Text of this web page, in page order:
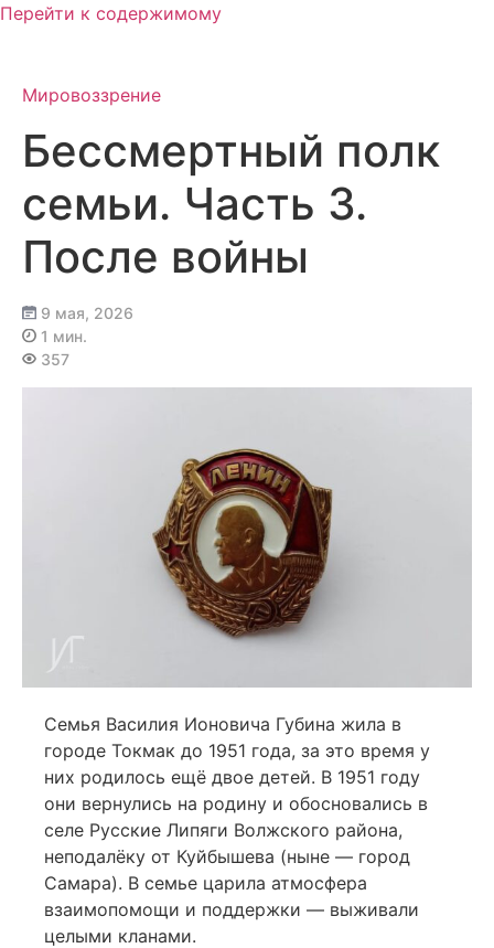
Перейти к содержимому
Мировоззрение
Бессмертный полк
семьи. Часть 3.
После войны
9 мая, 2026
1 мин.
357
Семья Василия Ионовича Губина жила в
городе Токмак до 1951 года, за это время у
них родилось ещё двое детей. В 1951 году
они вернулись на родину и обосновались в
селе Русские Липяги Волжского района,
неподалёку от Куйбышева (ныне — город
Самара). В семье царила атмосфера
взаимопомощи и поддержки — выживали
целыми кланами.